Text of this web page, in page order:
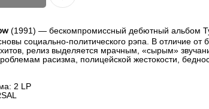
(1991) — бескомпромиссный дебютный альбом
социально-политического рэпа. В отличие от
релиз выделяется мрачным, «сырым»
расизма, полицейской жестокости,
2 LP